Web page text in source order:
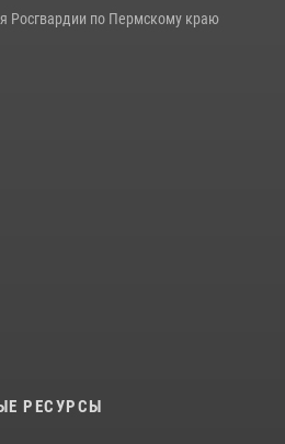
Росгвардии по Пермскому краю
РЕСУРСЫ